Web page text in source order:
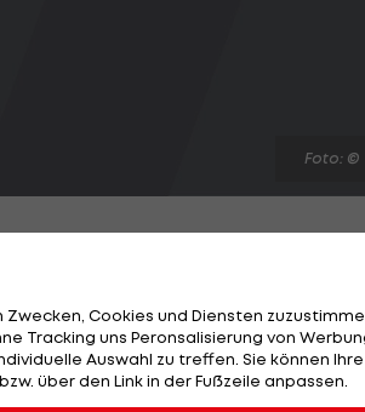
Foto: ©
nach nur acht Monaten im Amt
Medien berichten, dass der
Jährige, der ein Angebot des FC
Cookies und Diensten
Tracking uns Peronsalisierung von
Auswahl zu treffen. Sie können
über den Link in der Fußzeile anpassen.